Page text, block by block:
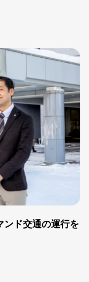
ンド交通の運行を